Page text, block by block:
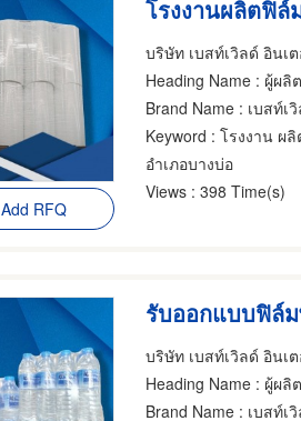
Add RFQ
บริษัท เบสท์เวิลด์ อินเ
Heading Name : ผู้ผลิตผ้าใส ฟิล์ม
Brand Name : เบสท์เ
Keyword : โรงงาน ผ
อำเภอบางบ่อ
Views : 398 Time(s)
รับออกแบบฟิล์
บริษัท เบสท์เวิลด์ อินเ
Heading Name : ผู้ผลิตผ้าใส ฟิล์ม
Brand Name : เบสท์เ